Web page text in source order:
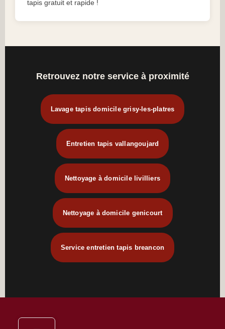
tapis gratuit et rapide !
Retrouvez notre service à proximité
Lavage tapis domicile grisy-les-platres
Entretien tapis vallangoujard
Nettoyage à domicile livilliers
Nettoyage à domicile genicourt
Service entretien tapis breancon